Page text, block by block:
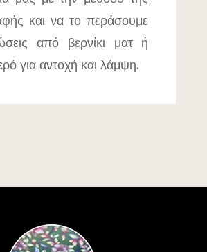
και να το περάσουμε
από βερνίκι ματ ή
για αντοχή και λάμψη.